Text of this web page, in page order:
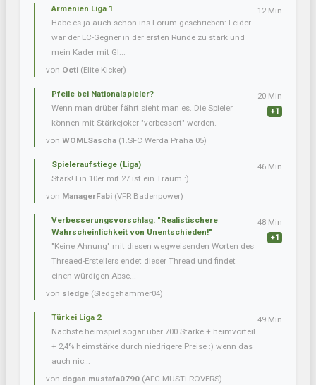
Armenien Liga 1
Habe es ja auch schon ins Forum geschrieben: Leider
war der EC-Gegner in der ersten Runde zu stark und
mein Kader mit Gl...
von Octi (Elite Kicker)
12 Min
Pfeile bei Nationalspieler?
Wenn man drüber fährt sieht man es. Die Spieler
können mit Stärkejoker "verbessert" werden.
von WOMLSascha (1.SFC Werda Praha 05)
20 Min
+1
Spieleraufstiege (Liga)
Stark! Ein 10er mit 27 ist ein Traum :)
von ManagerFabi (VFR Badenpower)
46 Min
Verbesserungsvorschlag: "Realistischere
Wahrscheinlichkeit von Unentschieden!"
"Keine Ahnung" mit diesen wegweisenden Worten des
Threaed-Erstellers endet dieser Thread und findet
einen würdigen Absc...
von sledge (Sledgehammer04)
48 Min
+1
Türkei Liga 2
Nächste heimspiel sogar über 700 Stärke + heimvorteil
+ 2,4% heimstärke durch niedrigere Preise :) wenn das
auch nic...
von dogan.mustafa0790 (AFC MUSTI ROVERS)
49 Min